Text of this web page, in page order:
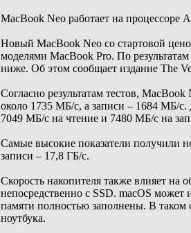
MacBook Neo работает на процессоре
Новый MacBook Neo со стартовой
моделями MacBook Pro. По
ниже. Об этом сообщает издание The
Согласно результатам тестов,
около 1735 МБ/с, а записи – 1684 МБ/
7049 МБ/с на чтение и 7480 МБ/с на
Самые высокие показатели получили
записи – 17,8 ГБ/с.
Скорость накопителя также влияет
непосредственно с SSD. macOS может
памяти полностью заполнены. В таком
ноутбука.